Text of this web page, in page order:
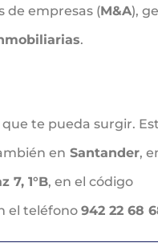
de empresas (M&A),
.
te pueda surgir.
en Santander,
7, 1°B, en el código
el teléfono 942 22 68